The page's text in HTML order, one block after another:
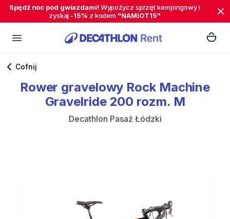
Spędź noc pod gwiazdami! Wypożycz sprzęt kempingowy i
zyskaj -15% z kodem "NAMIOT15"
Cofnij
Rower gravelowy Rock Machine
Gravelride 200 rozm. M
Decathlon Pasaż Łódzki